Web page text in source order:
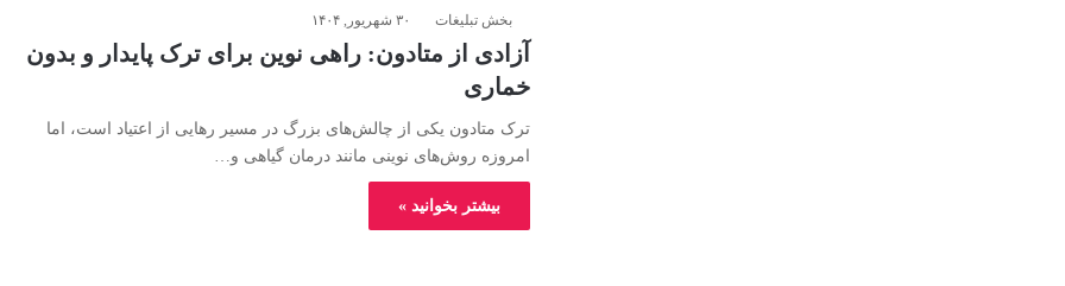
بخش تبلیغات ۳۰ شهریور, ۱۴۰۴
آزادی از متادون: راهی نوین برای ترک پایدار و بدون
خماری
ترک متادون یکی از چالش‌های بزرگ در مسیر رهایی از اعتیاد است، اما
امروزه روش‌های نوینی مانند درمان گیاهی و…
بیشتر بخوانید »